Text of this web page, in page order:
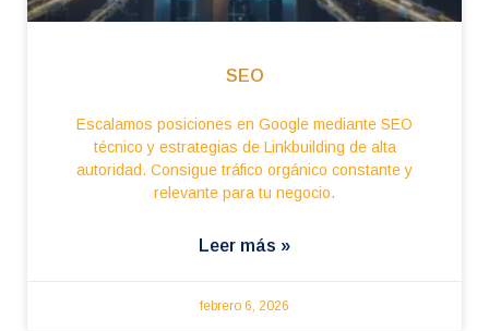
SEO
Escalamos posiciones en Google mediante SEO
técnico y estrategias de Linkbuilding de alta
autoridad. Consigue tráfico orgánico constante y
relevante para tu negocio.
Leer más »
febrero 6, 2026